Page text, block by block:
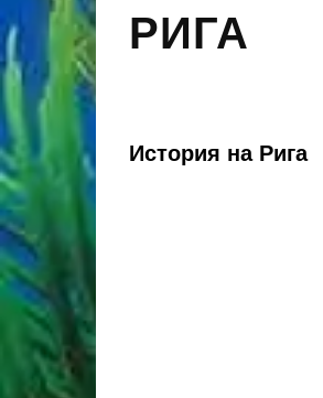
РИГА
История на Рига